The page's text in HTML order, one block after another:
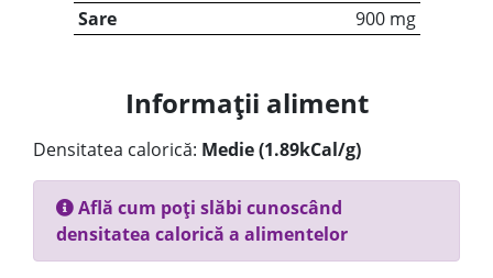
Sare
900 mg
Informații aliment
Densitatea calorică: Medie (1.89kCal/g)
Află cum poți slăbi cunoscând
densitatea calorică a alimentelor